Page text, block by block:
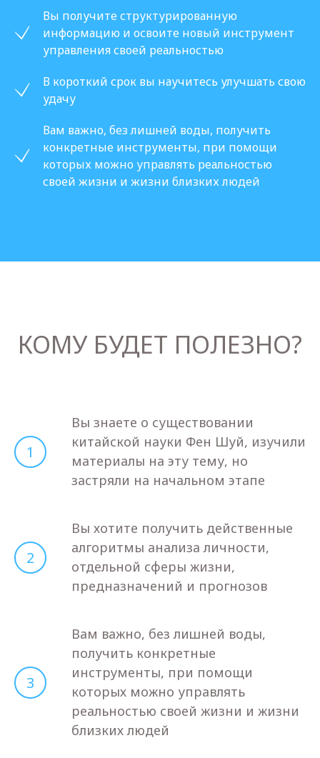
Вы получите структурированную
информацию и освоите новый инструмент
управления своей реальностью
В короткий срок вы научитесь улучшать свою
удачу
Вам важно, без лишней воды, получить
конкретные инструменты, при помощи
которых можно управлять реальностью
своей жизни и жизни близких людей
КОМУ БУДЕТ ПОЛЕЗНО?
1
Вы знаете о существовании
китайской науки Фен Шуй, изучили
материалы на эту тему, но
застряли на начальном этапе
2
Вы хотите получить действенные
алгоритмы анализа личности,
отдельной сферы жизни,
предназначений и прогнозов
3
Вам важно, без лишней воды,
получить конкретные
инструменты, при помощи
которых можно управлять
реальностью своей жизни и жизни
близких людей